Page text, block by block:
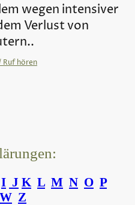
wegen intensiver
Verlust von
Ruf hören
I J K L M N O P
W Z